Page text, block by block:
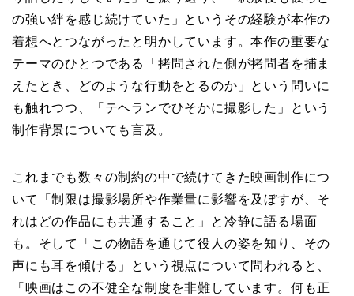
の強い絆を感じ続けていた」というその経験が本作の
着想へとつながったと明かしています。本作の重要な
テーマのひとつである「拷問された側が拷問者を捕ま
えたとき、どのような行動をとるのか」という問いに
も触れつつ、「テヘランでひそかに撮影した」という
制作背景についても言及。
これまでも数々の制約の中で続けてきた映画制作につ
いて「制限は撮影場所や作業量に影響を及ぼすが、そ
れはどの作品にも共通すること」と冷静に語る場面
も。そして「この物語を通じて役人の姿を知り、その
声にも耳を傾ける」という視点について問われると、
「映画はこの不健全な制度を非難しています。何も正